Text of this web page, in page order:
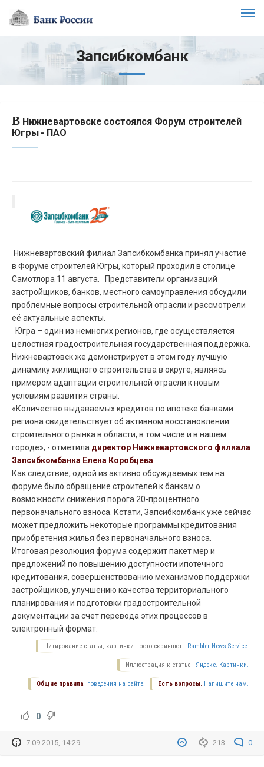
Запсибкомбанк
ВНижневартовске состоялся Форум строителей
Югры - ПАО
Нижневартовский филиал Запсибкомбанка принял участие
в Форуме строителей Югры, который проходил в столице
Самотлора 11 августа. Представители организаций
застройщиков, банков, местного самоуправления обсудили
проблемные вопросы строительной отрасли и рассмотрели
её актуальные аспекты.
Югра – один из немногих регионов, где осуществляется
целостная градостроительная государственная поддержка.
Нижневартовск же демонстрирует в этом году лучшую
динамику жилищного строительства в округе, являясь
примером адаптации строительной отрасли к новым
условиям развития страны.
«Количество выдаваемых кредитов по ипотеке банками
региона свидетельствует об активном восстановлении
строительного рынка в области, в том числе и в нашем
городе», - отметила директор Нижневартовского филиала
Запсибкомбанка Елена Коробцева
Как следствие, одной из активно обсуждаемых тем на
форуме было обращение строителей к банкам о
возможности снижения порога 20-процентного
первоначального взноса. Кстати, Запсибкомбанк уже сейчас
может предложить некоторые программы кредитования
приобретения жилья без первоначального взноса.
Итоговая резолюция форума содержит пакет мер и
предложений по повышению доступности ипотечного
кредитования, совершенствованию механизмов поддержки
застройщиков, улучшению качества территориального
планирования и подготовки градостроительной
документации за счет перевода этих процессов в
электронный формат.
Цитирование статьи, картинки - фото скриншот - Rambler News Service.
Иллюстрация к статье - Яндекс. Картинки.
Есть вопросы. Напишите нам.
Общие правила поведения на сайте.
0
213 0
7-09-2015, 14:29